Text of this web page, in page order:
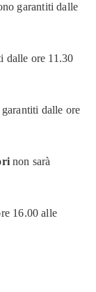
garantiti dalle
dalle ore 11.30
dalle ore
non sarà
16.00 alle